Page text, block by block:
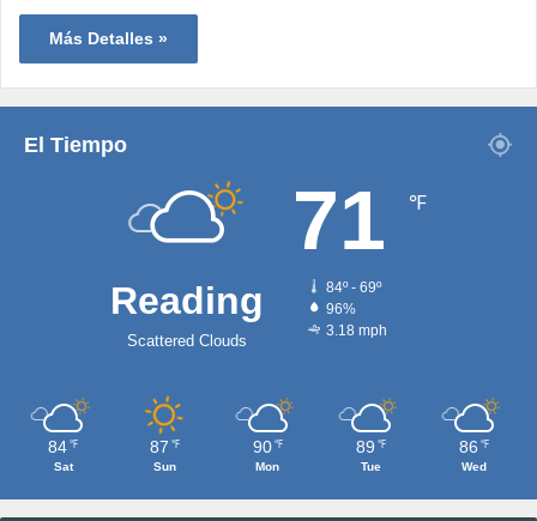
Más Detalles »
El Tiempo
Reading
Scattered Clouds
71 ℉
84º - 69º
96%
3.18 mph
84 ℉
Sat
87 ℉
Sun
90 ℉
Mon
89 ℉
Tue
86 ℉
Wed